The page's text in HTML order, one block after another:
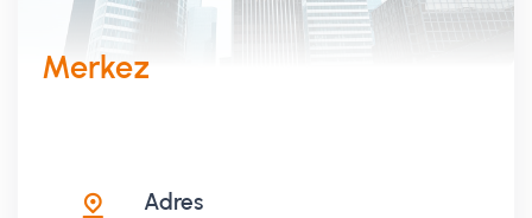
Merkez
Adres